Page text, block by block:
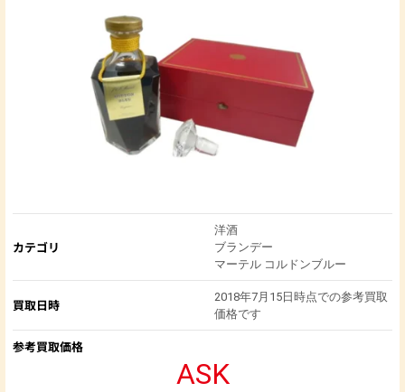
カテゴリ
洋酒
ブランデー
マーテル コルドンブルー
買取日時
2018年7月15日時点での参考買取
価格です
参考買取価格
ASK